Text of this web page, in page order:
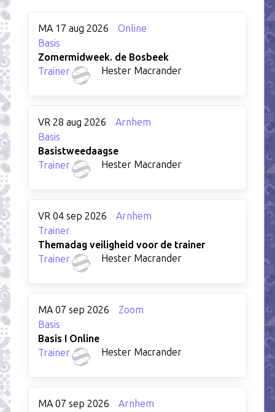
MA 17 aug 2026
Online
Basis
Zomermidweek. de Bosbeek
Trainer
Hester Macrander
VR 28 aug 2026
Arnhem
Basis
Basistweedaagse
Trainer
Hester Macrander
VR 04 sep 2026
Arnhem
Trainer
Themadag veiligheid voor de trainer
Trainer
Hester Macrander
MA 07 sep 2026
Zoom
Basis
Basis I Online
Trainer
Hester Macrander
MA 07 sep 2026
Arnhem